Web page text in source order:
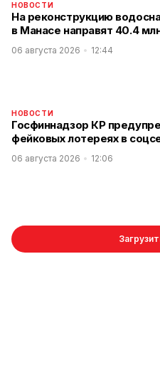
НОВОСТИ
На реконструкцию
в Манасе направят 40.4
06 августа 2026 12:44
НОВОСТИ
Госфиннадзор КР
фейковых лотереях в
06 августа 2026 12:06